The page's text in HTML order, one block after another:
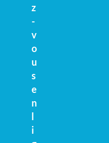
z
-
v
o
u
s
e
n
i